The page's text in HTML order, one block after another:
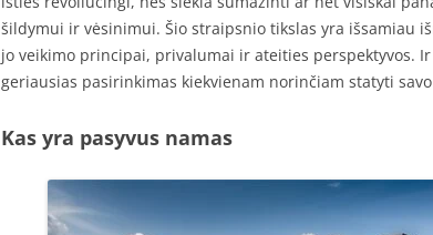
šildymui ir vėsinimui. Šio straipsnio tikslas yra išsamiau
jo veikimo principai, privalumai ir ateities perspektyvos.
geriausias pasirinkimas kiekvienam norinčiam statyti
Kas yra pasyvus namas